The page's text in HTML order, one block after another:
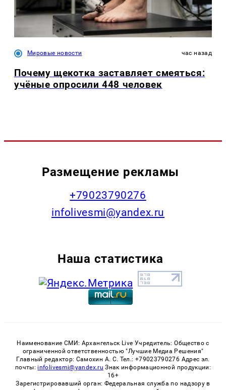
Мировые новости час назад
Почему щекотка заставляет смеяться:
учёные опросили 448 человек
Размещение рекламы
+79023790276
infolivesmi@yandex.ru
Наша статистика
Наименование СМИ: Архангельск Live Учредитель: Общество с
ограниченной ответственностью "Лучшие Медиа Решения"
Главный редактор: Самохин А. С. Тел.: +79023790276 Адрес эл.
почты: infolivesmi@yandex.ru Знак информационной продукции:
16+
Зарегистрировавший орган: Федеральная служба по надзору в